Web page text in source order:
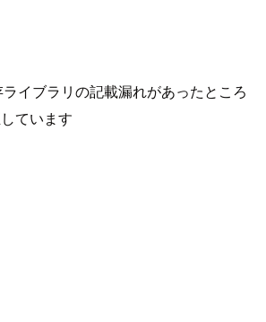
イブラリの記載漏れがあったところ
ています